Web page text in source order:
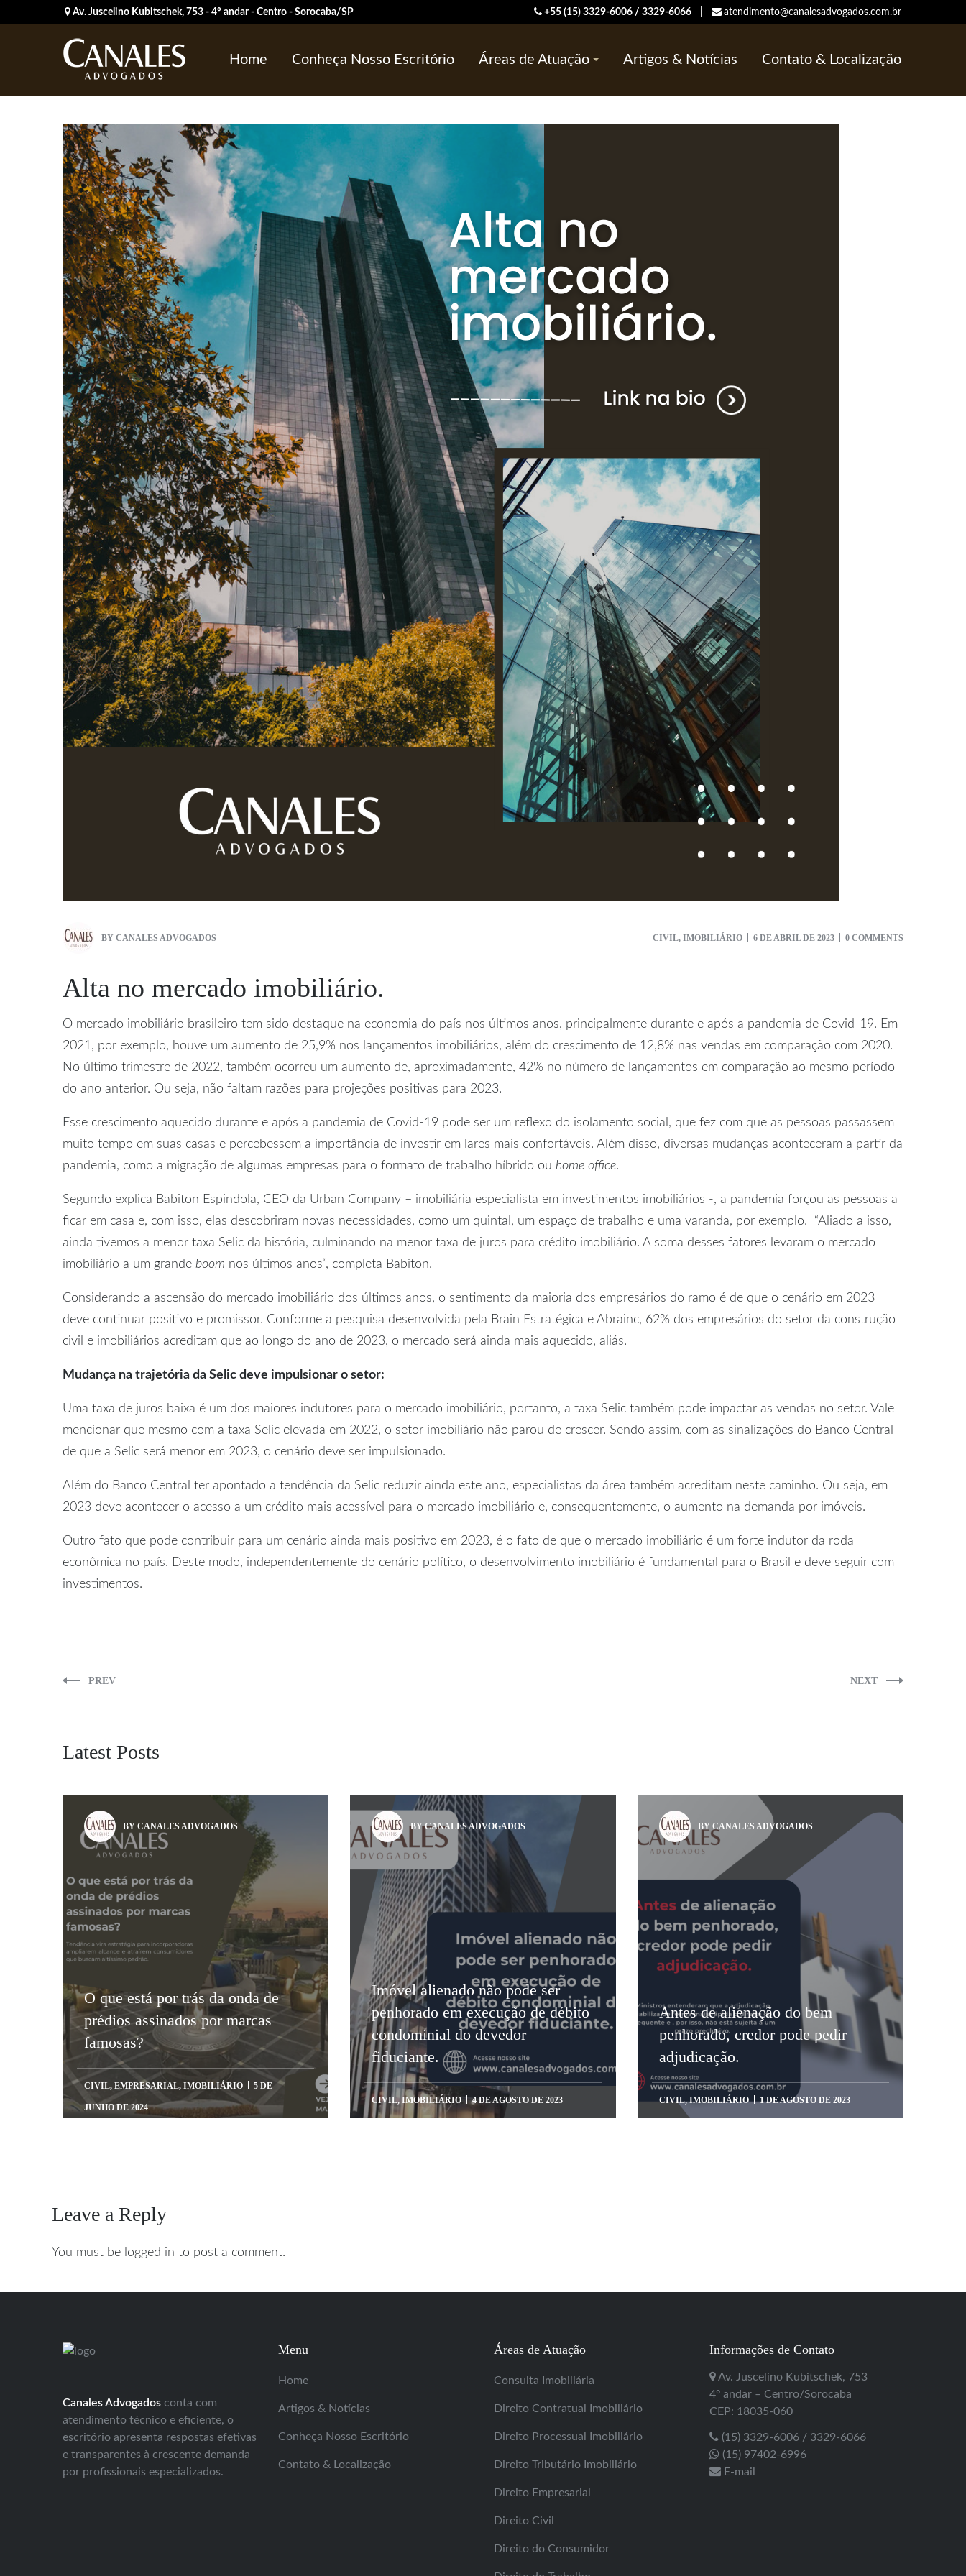
Av. Juscelino Kubitschek, 753 - 4º andar - Centro - Sorocaba/SP +55 (15) 3329-6006 / 3329-6066 | atendimento@canalesadvogados.com.br
Home Conheça Nosso Escritório Áreas de Atuação Artigos & Notícias Contato & Localização
BY CANALES ADVOGADOS CIVIL, IMOBILIÁRIO 6 DE ABRIL DE 2023 0 COMMENTS
Alta no mercado imobiliário.
O mercado imobiliário brasileiro tem sido destaque na economia do país nos últimos anos, principalmente durante e após a pandemia de Covid-19. Em
2021, por exemplo, houve um aumento de 25,9% nos lançamentos imobiliários, além do crescimento de 12,8% nas vendas em comparação com 2020.
No último trimestre de 2022, também ocorreu um aumento de, aproximadamente, 42% no número de lançamentos em comparação ao mesmo período
do ano anterior. Ou seja, não faltam razões para projeções positivas para 2023.
Esse crescimento aquecido durante e após a pandemia de Covid-19 pode ser um reflexo do isolamento social, que fez com que as pessoas passassem
muito tempo em suas casas e percebessem a importância de investir em lares mais confortáveis. Além disso, diversas mudanças aconteceram a partir da
pandemia, como a migração de algumas empresas para o formato de trabalho híbrido ou home office.
Segundo explica Babiton Espindola, CEO da Urban Company – imobiliária especialista em investimentos imobiliários -, a pandemia forçou as pessoas a
ficar em casa e, com isso, elas descobriram novas necessidades, como um quintal, um espaço de trabalho e uma varanda, por exemplo. “Aliado a isso,
ainda tivemos a menor taxa Selic da história, culminando na menor taxa de juros para crédito imobiliário. A soma desses fatores levaram o mercado
imobiliário a um grande boom nos últimos anos”, completa Babiton.
Considerando a ascensão do mercado imobiliário dos últimos anos, o sentimento da maioria dos empresários do ramo é de que o cenário em 2023
deve continuar positivo e promissor. Conforme a pesquisa desenvolvida pela Brain Estratégica e Abrainc, 62% dos empresários do setor da construção
civil e imobiliários acreditam que ao longo do ano de 2023, o mercado será ainda mais aquecido, aliás.
Mudança na trajetória da Selic deve impulsionar o setor:
Uma taxa de juros baixa é um dos maiores indutores para o mercado imobiliário, portanto, a taxa Selic também pode impactar as vendas no setor. Vale
mencionar que mesmo com a taxa Selic elevada em 2022, o setor imobiliário não parou de crescer. Sendo assim, com as sinalizações do Banco Central
de que a Selic será menor em 2023, o cenário deve ser impulsionado.
Além do Banco Central ter apontado a tendência da Selic reduzir ainda este ano, especialistas da área também acreditam neste caminho. Ou seja, em
2023 deve acontecer o acesso a um crédito mais acessível para o mercado imobiliário e, consequentemente, o aumento na demanda por imóveis.
Outro fato que pode contribuir para um cenário ainda mais positivo em 2023, é o fato de que o mercado imobiliário é um forte indutor da roda
econômica no país. Deste modo, independentemente do cenário político, o desenvolvimento imobiliário é fundamental para o Brasil e deve seguir com
investimentos.
PREV NEXT
Latest Posts
BY CANALES ADVOGADOS
O que está por trás da onda de
prédios assinados por marcas
famosas?
CIVIL, EMPRESARIAL, IMOBILIÁRIO 5 DE
JUNHO DE 2024
BY CANALES ADVOGADOS
Imóvel alienado não pode ser
penhorado em execução de débito
condominial do devedor
fiduciante.
CIVIL, IMOBILIÁRIO 4 DE AGOSTO DE 2023
BY CANALES ADVOGADOS
Antes de alienação do bem
penhorado, credor pode pedir
adjudicação.
CIVIL,IMOBILIÁRIO 1 DE AGOSTO DE 2023
Leave a Reply
You must be logged in to post a comment.
Canales Advogados conta com
atendimento técnico e eficiente, o
escritório apresenta respostas efetivas
e transparentes à crescente demanda
por profissionais especializados.
Menu
Home
Artigos & Notícias
Conheça Nosso Escritório
Contato & Localização
Áreas de Atuação
Consulta Imobiliária
Direito Contratual Imobiliário
Direito Processual Imobiliário
Direito Tributário Imobiliário
Direito Empresarial
Direito Civil
Direito do Consumidor
Informações de Contato
Av. Juscelino Kubitschek, 753
4º andar – Centro/Sorocaba
CEP: 18035-060
(15) 3329-6006 / 3329-6066
(15) 97402-6996
E-mail